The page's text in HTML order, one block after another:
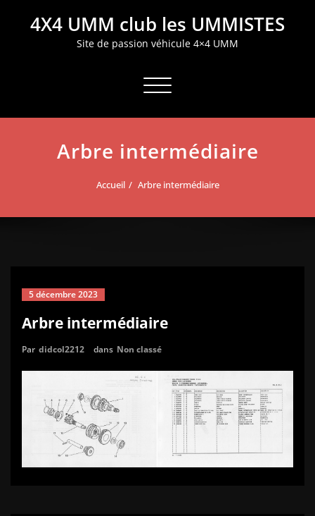
4X4 UMM club les UMMISTES
Site de passion véhicule 4×4 UMM
Afficher/masquer la navigation
Arbre intermédiaire
Accueil Arbre intermédiaire
5 décembre 2023
Arbre intermédiaire
Par didcol2212 dans Non classé